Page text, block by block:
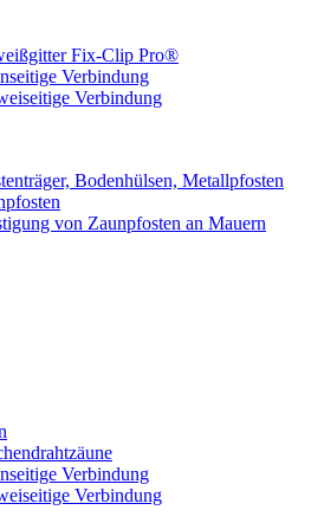
Fix-Clip Pro®
Verbindung
Verbindung
Bodenhülsen, Metallpfosten
von Zaunpfosten an Mauern
Verbindung
Verbindung